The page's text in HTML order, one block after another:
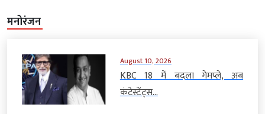
मनोरंजन
August 10, 2026
KBC 18 में बदला गेमप्ले, अब
कंटेस्टेंट्स...